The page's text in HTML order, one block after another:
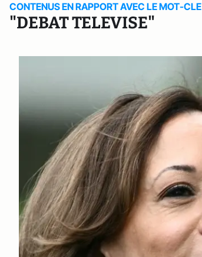
CONTENUS EN RAPPORT AVEC LE MOT-CLE
"DEBAT TELEVISE"